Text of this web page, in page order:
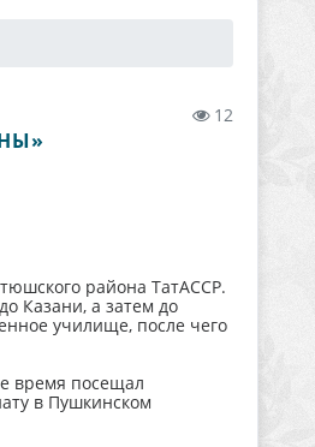
12
района ТатАССР.
Казани, а затем до
училище, после чего
время посещал
в Пушкинском